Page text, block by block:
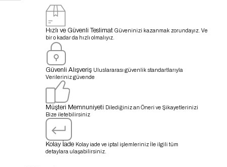
Hızlı ve Güvenli Teslimat Güveninizi kazanmak zorundayız. Ve
bir o kadar da hızlı olmalıyız.
Güvenli Alışveriş Uluslararası güvenlik standartlarıyla
Verileriniz güvende
Müşteri Memnuniyeti Dilediğiniz an Öneri ve Şikayetlerinizi
Bize iletebilirsiniz
Kolay İade Kolay iade ve iptal işlemleriniz İle ilgili tüm
detaylara ulaşabilirsiniz.